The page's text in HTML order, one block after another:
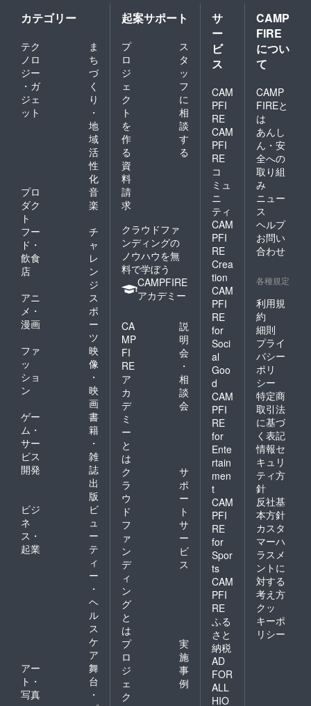
カテゴリー
テク
ノロ
ジー
・ガ
ジェ
ット
ま
ち
づ
く
り
・
地
域
活
性
化
プロ
ダク
ト
音
楽
フー
ド・
飲食
店
チ
ャ
レ
ン
ジ
アニ
メ・
漫画
ス
ポ
ー
ツ
ファ
ッ
ショ
ン
映
像
・
映
画
ゲー
ム・
サー
ビス
開発
書
籍
・
雑
誌
出
版
ビジ
ネ
ス・
起業
ビ
ュ
ー
テ
ィ
ー
・
ヘ
ル
ス
ケ
ア
アー
ト・
写真
舞
台
・
起案サポート
プ
ロ
ジ
ェ
ク
ト
を
作
る
ス
タ
ッ
フ
に
相
談
す
る
資
料
請
求
クラウドファ
ンディングの
ノウハウを無
料で学ぼう
CAMPFIRE
アカデミー
CA
MP
FI
RE
ア
カ
デ
ミ
ー
と
は
説
明
会
・
相
談
会
ク
ラ
ウ
ド
フ
ァ
ン
デ
ィ
ン
グ
と
は
サ
ポ
ー
ト
サ
ー
ビ
ス
プ
ロ
ジ
ェ
ク
実
施
事
例
サ
ー
ビ
ス
CAM
PFI
RE
CAM
PFI
RE
コ
ミュ
ニ
ティ
CAM
PFI
RE
Crea
tion
CAM
PFI
RE
for
Soci
al
Goo
d
CAM
PFI
RE
for
Ente
rtain
men
t
CAM
PFI
RE
for
Spor
ts
CAM
PFI
RE
ふる
さと
納税
AD
FOR
ALL
HIO
CAMP
FIRE
につい
て
CAMP
FIREと
は
あんし
ん・安
全への
取り組
み
ニュー
ス
ヘルプ
お問い
合わせ
各種規定
利用規
約
細則
プライ
バシー
ポリ
シー
特定商
取引法
に基づ
く表記
情報セ
キュリ
ティ方
針
反社基
本方針
カスタ
マーハ
ラスメ
ントに
対する
考え方
クッ
キーポ
リシー